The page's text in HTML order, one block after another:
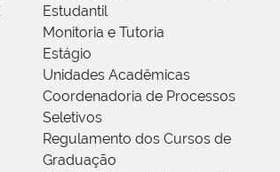
Estudantil
Monitoria e Tutoria
Estágio
Unidades Acadêmicas
Coordenadoria de Processos
Seletivos
Regulamento dos Cursos de
Graduação